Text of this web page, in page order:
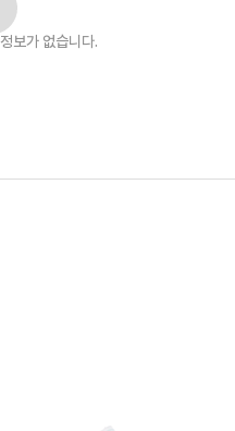
정보가 없습니다.